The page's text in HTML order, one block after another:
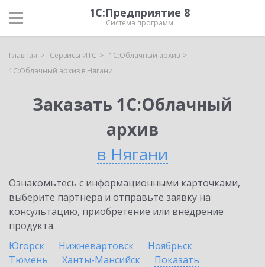
1С:Предприятие 8
Система программ
Главная Сервисы ИТС
1С:Облачный архив
1С:Облачный архив в Нягани
Заказать 1С:Облачный
архив
в Нягани
Ознакомьтесь с информационными карточками,
выберите партнёра и отправьте заявку на
консультацию, приобретение или внедрение
продукта.
Югорск
Нижневартовск
Ноябрьск
Тюмень
Ханты-Мансийск
Показать